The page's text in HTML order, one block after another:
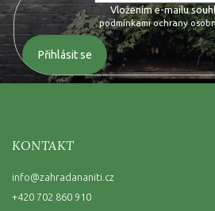
Vložením e-mailu
podmínkami ochrany
Přihlásit se
KONTAKT
info@zahradananiti.cz
+420 702 860 910